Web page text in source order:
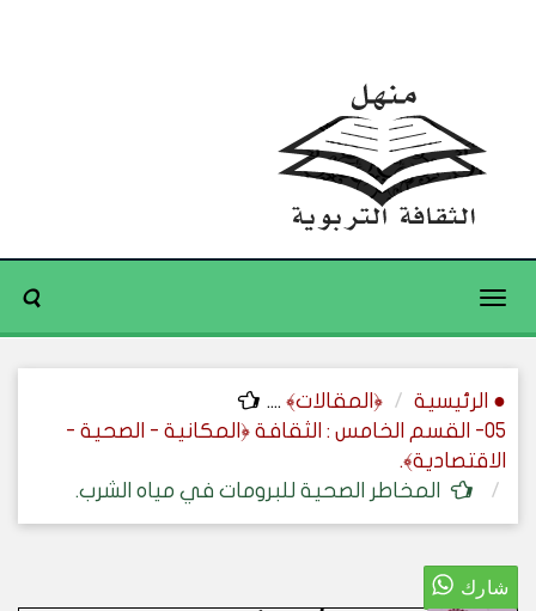
Toggle
● الرئيسية ﴿المقالات﴾ ....
05- القسم الخامس : الثقافة ﴿المكانية - الصحية -
الاقتصادية﴾.
المخاطر الصحية للبرومات في مياه الشرب.